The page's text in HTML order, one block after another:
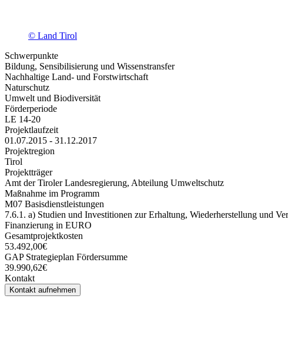
© Land Tirol
Schwerpunkte
Bildung, Sensibilisierung und Wissenstransfer
Nachhaltige Land- und Forstwirtschaft
Naturschutz
Umwelt und Biodiversität
Förderperiode
LE 14-20
Projektlaufzeit
01.07.2015 - 31.12.2017
Projektregion
Tirol
Projektträger
Amt der Tiroler Landesregierung, Abteilung Umweltschutz
Maßnahme im Programm
M07 Basisdienstleistungen
7.6.1. a) Studien und Investitionen zur Erhaltung, Wiederherstellung und
Finanzierung in EURO
Gesamtprojektkosten
53.492,00€
GAP Strategieplan Fördersumme
39.990,62€
Kontakt
Kontakt aufnehmen